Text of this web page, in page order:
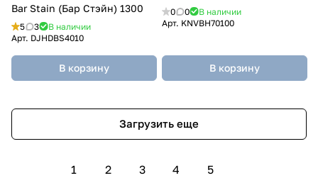
Bar Stain (Бар Стэйн) 1300
5 3
В наличии
Арт. DJHDBS4010
В корзину
0 0
В наличии
Арт. KNVBH70100
В корзину
Загрузить еще
1 2 3 4 5